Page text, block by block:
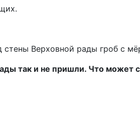
стены Верховной рады гроб с
так и не пришли. Что может